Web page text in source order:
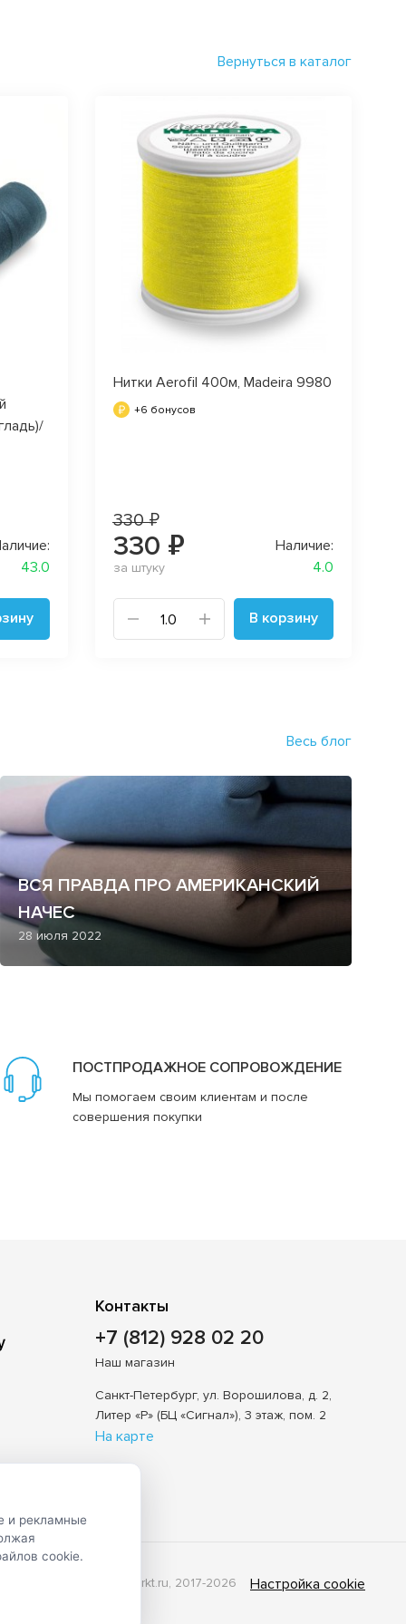
Вернуться в каталог
43.0
Нитки Aerofil 400м, Madeira 9980
+6 бонусов
330 ₽
330 ₽
за штуку
Наличие:
4.0
В корзину
Весь блог
ВСЯ ПРАВДА ПРО АМЕРИКАНСКИЙ
НАЧЕС
28 июля 2022
ПОСТПРОДАЖНОЕ СОПРОВОЖДЕНИЕ
Мы помогаем своим клиентам и после
совершения покупки
Контакты
+7 (812) 928 02 20
Наш магазин
Санкт-Петербург, ул. Ворошилова, д. 2,
Литер «Р» (БЦ «Сигнал»), 3 этаж, пом. 2
На карте
© Shveimarkt.ru, 2017-2026 Настройка cookie
и рекламные
cookie.